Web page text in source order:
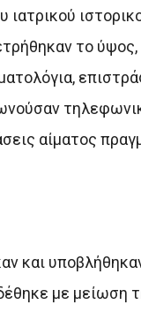
ιατρικού
το
αίματος
και
με μείωση